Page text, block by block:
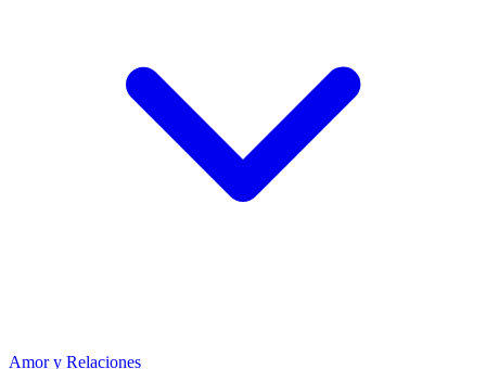
Amor y Relaciones